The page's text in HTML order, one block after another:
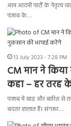
आम आदमी पार्टी के नेतृत्व
पंजाब के…
13 July 2023 - 7:28 PM
CM मान ने किया
कहा – हर तरह
पंजाब में बाढ़ और बारिश से
बदतर हालात हैं। संगरूर…